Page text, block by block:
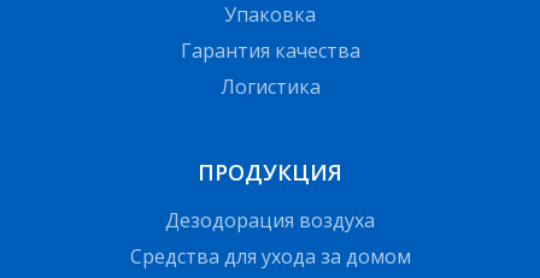
Упаковка
Гарантия качества
Логистика
ПРОДУКЦИЯ
Дезодорация воздуха
Средства для ухода за домом